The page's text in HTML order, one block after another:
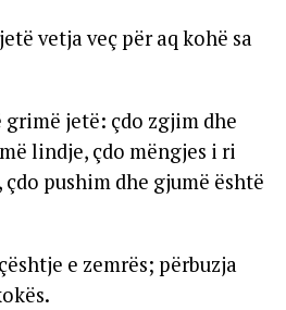
vetja veç për aq kohë sa
grimë jetë: çdo zgjim dhe
lindje, çdo mëngjes i ri
pushim dhe gjumë është
e zemrës; përbuzja